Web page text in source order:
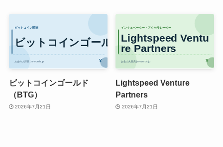
ビットコインゴールド
（BTG）
2026年7月21日
Lightspeed Venture
Partners
2026年7月21日